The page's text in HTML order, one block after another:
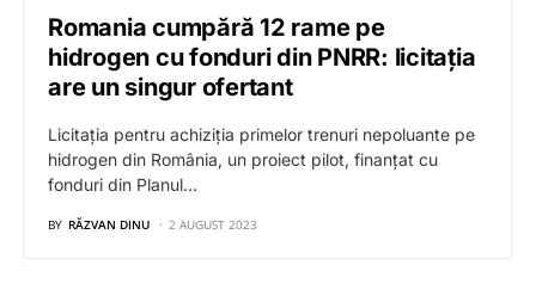
Romania cumpără 12 rame pe
hidrogen cu fonduri din PNRR: licitația
are un singur ofertant
Licitația pentru achiziția primelor trenuri nepoluante pe
hidrogen din România, un proiect pilot, finanțat cu
fonduri din Planul…
BY RĂZVAN DINU 2 AUGUST 2023